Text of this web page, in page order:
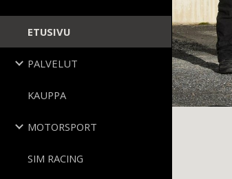
ETUSIVU
PALVELUT
KAUPPA
MOTORSPORT
SIM RACING